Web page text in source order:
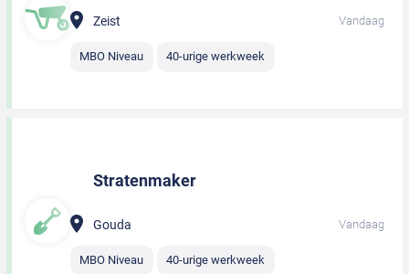
Zeist Vandaag
MBO Niveau 40-urige werkweek
Stratenmaker
Gouda Vandaag
MBO Niveau 40-urige werkweek